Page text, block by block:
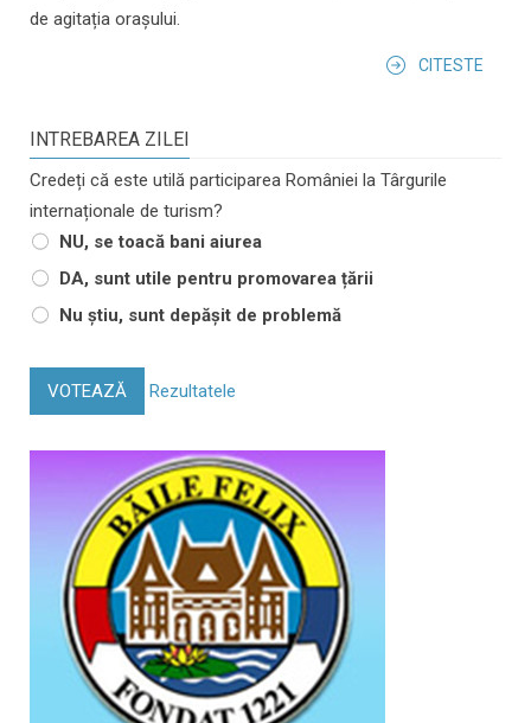
de agitația orașului.
CITESTE
INTREBAREA ZILEI
Credeți că este utilă participarea României la Târgurile
internaționale de turism?
NU, se toacă bani aiurea
DA, sunt utile pentru promovarea țării
Nu știu, sunt depășit de problemă
VOTEAZĂ Rezultatele